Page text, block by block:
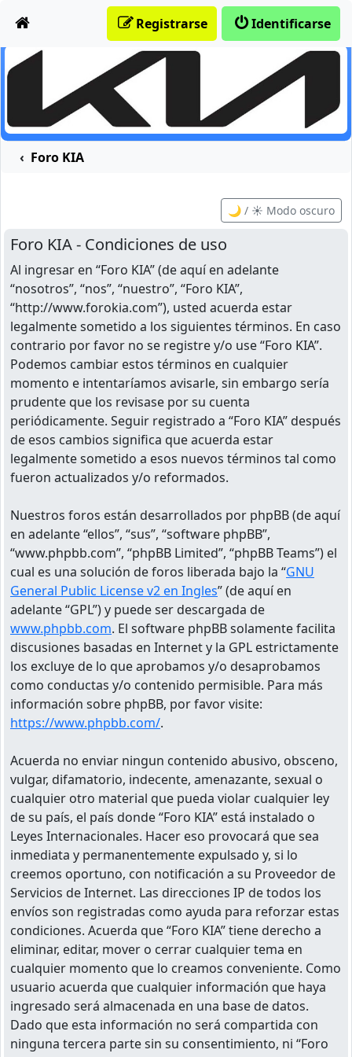
Identificarse
Registrarse
Foro KIA
🌙 / ☀️ Modo oscuro
Foro KIA - Condiciones de uso
Al ingresar en “Foro KIA” (de aquí en adelante
“nosotros”, “nos”, “nuestro”, “Foro KIA”,
“http://www.forokia.com”), usted acuerda estar
legalmente sometido a los siguientes términos. En caso
contrario por favor no se registre y/o use “Foro KIA”.
Podemos cambiar estos términos en cualquier
momento e intentaríamos avisarle, sin embargo sería
prudente que los revisase por su cuenta
periódicamente. Seguir registrado a “Foro KIA” después
de esos cambios significa que acuerda estar
legalmente sometido a esos nuevos términos tal como
fueron actualizados y/o reformados.
Nuestros foros están desarrollados por phpBB (de aquí
en adelante “ellos”, “sus”, “software phpBB”,
“www.phpbb.com”, “phpBB Limited”, “phpBB Teams”) el
cual es una solución de foros liberada bajo la “GNU
General Public License v2 en Ingles” (de aquí en
adelante “GPL”) y puede ser descargada de
www.phpbb.com. El software phpBB solamente facilita
discusiones basadas en Internet y la GPL estrictamente
los excluye de lo que aprobamos y/o desaprobamos
como conductas y/o contenido permisible. Para más
información sobre phpBB, por favor visite:
https://www.phpbb.com/.
Acuerda no enviar ningun contenido abusivo, obsceno,
vulgar, difamatorio, indecente, amenazante, sexual o
cualquier otro material que pueda violar cualquier ley
de su país, el país donde “Foro KIA” está instalado o
Leyes Internacionales. Hacer eso provocará que sea
inmediata y permanentemente expulsado y, si lo
creemos oportuno, con notificación a su Proveedor de
Servicios de Internet. Las direcciones IP de todos los
envíos son registradas como ayuda para reforzar estas
condiciones. Acuerda que “Foro KIA” tiene derecho a
eliminar, editar, mover o cerrar cualquier tema en
cualquier momento que lo creamos conveniente. Como
usuario acuerda que cualquier información que haya
ingresado será almacenada en una base de datos.
Dado que esta información no será compartida con
ninguna tercera parte sin su consentimiento, ni “Foro